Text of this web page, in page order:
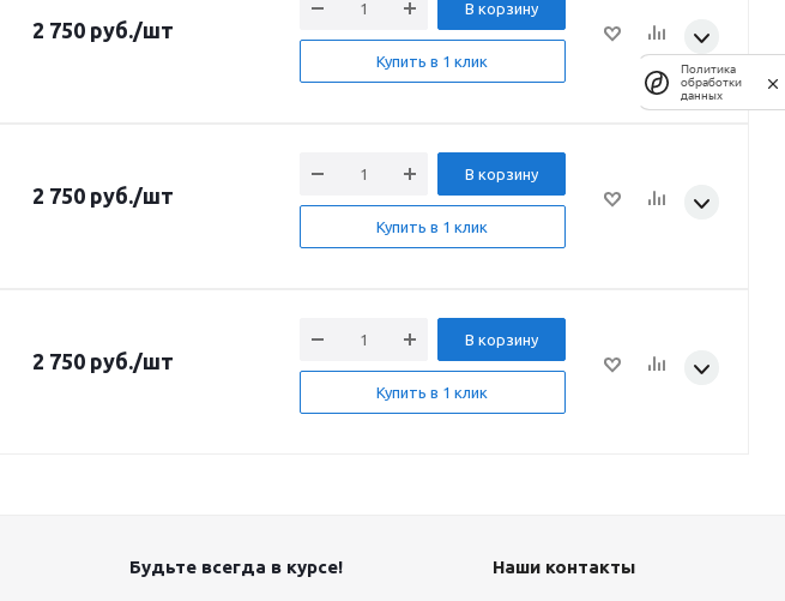
2 750 руб./шт
В корзину
Купить в 1 клик
2 750 руб./шт
В корзину
Купить в 1 клик
2 750 руб./шт
В корзину
Купить в 1 клик
Будьте всегда в курсе! Наши контакты
Политика
обработки
данных